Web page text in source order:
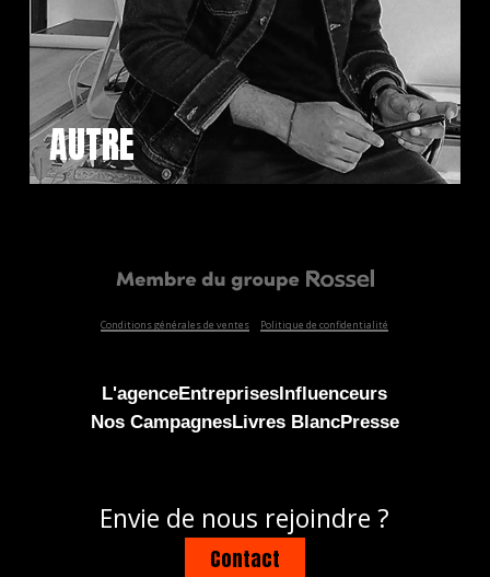
AUTRE
Conditions générales de ventes Politique de confidentialité
L'agenceEntreprises Influenceurs
Nos CampagnesLivres BlancPresse
Envie de nous rejoindre ?
Contact